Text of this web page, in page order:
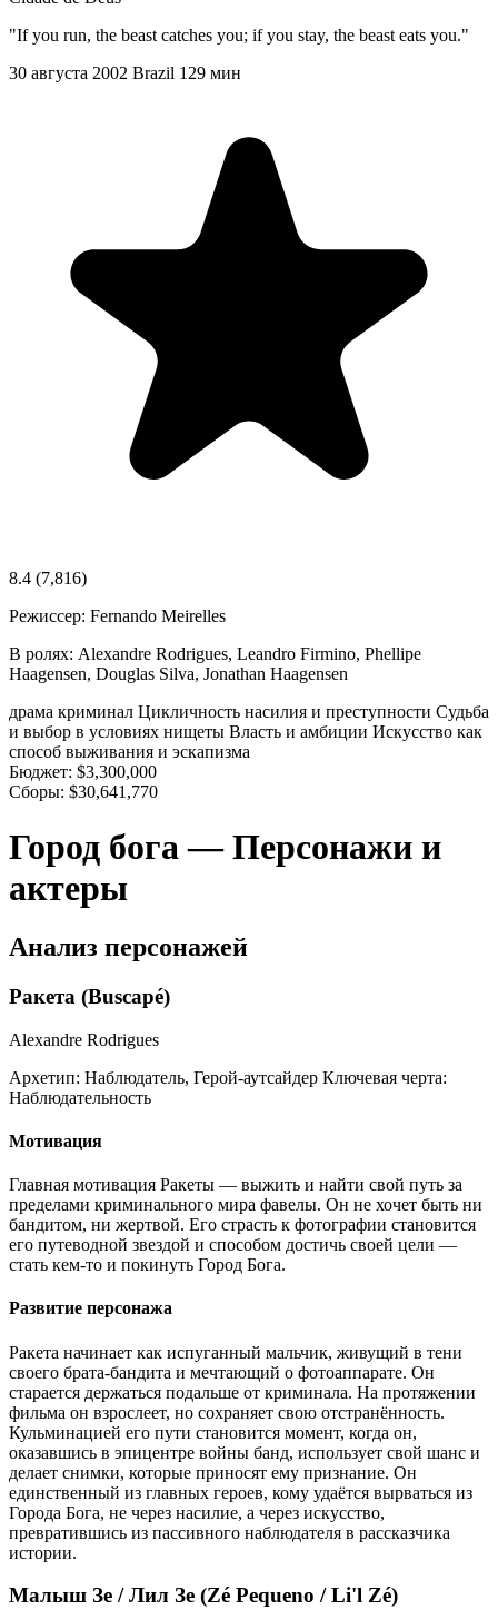
"If you run, the beast catches you; if you stay, the beast eats you."
30 августа 2002 Brazil 129 мин
8.4 (7,816)
Режиссер: Fernando Meirelles
В ролях: Alexandre Rodrigues, Leandro Firmino, Phellipe
Haagensen, Douglas Silva, Jonathan Haagensen
драма криминал Цикличность насилия и преступности Судьба
и выбор в условиях нищеты Власть и амбиции Искусство как
способ выживания и эскапизма
Бюджет: $3,300,000
Сборы: $30,641,770
Город бога — Персонажи и
актеры
Анализ персонажей
Ракета (Buscapé)
Alexandre Rodrigues
Архетип: Наблюдатель, Герой-аутсайдер Ключевая черта:
Наблюдательность
Мотивация
Главная мотивация Ракеты — выжить и найти свой путь за
пределами криминального мира фавелы. Он не хочет быть ни
бандитом, ни жертвой. Его страсть к фотографии становится
его путеводной звездой и способом достичь своей цели —
стать кем-то и покинуть Город Бога.
Развитие персонажа
Ракета начинает как испуганный мальчик, живущий в тени
своего брата-бандита и мечтающий о фотоаппарате. Он
старается держаться подальше от криминала. На протяжении
фильма он взрослеет, но сохраняет свою отстранённость.
Кульминацией его пути становится момент, когда он,
оказавшись в эпицентре войны банд, использует свой шанс и
делает снимки, которые приносят ему признание. Он
единственный из главных героев, кому удаётся вырваться из
Города Бога, не через насилие, а через искусство,
превратившись из пассивного наблюдателя в рассказчика
истории.
Малыш Зе / Лил Зе (Zé Pequeno / Li'l Zé)